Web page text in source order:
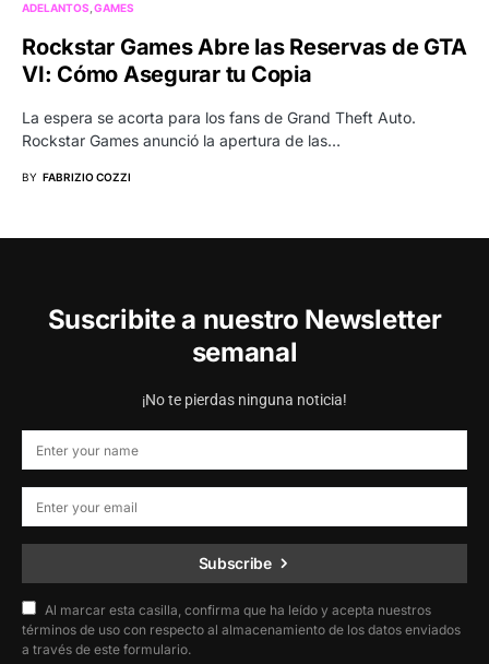
ADELANTOS GAMES
Rockstar Games Abre las Reservas de GTA
VI: Cómo Asegurar tu Copia
La espera se acorta para los fans de Grand Theft Auto.
Rockstar Games anunció la apertura de las…
BY FABRIZIO COZZI
Suscribite a nuestro Newsletter
semanal
¡No te pierdas ninguna noticia!
Subscribe
Al marcar esta casilla, confirma que ha leído y acepta nuestros
términos de uso con respecto al almacenamiento de los datos enviados
a través de este formulario.